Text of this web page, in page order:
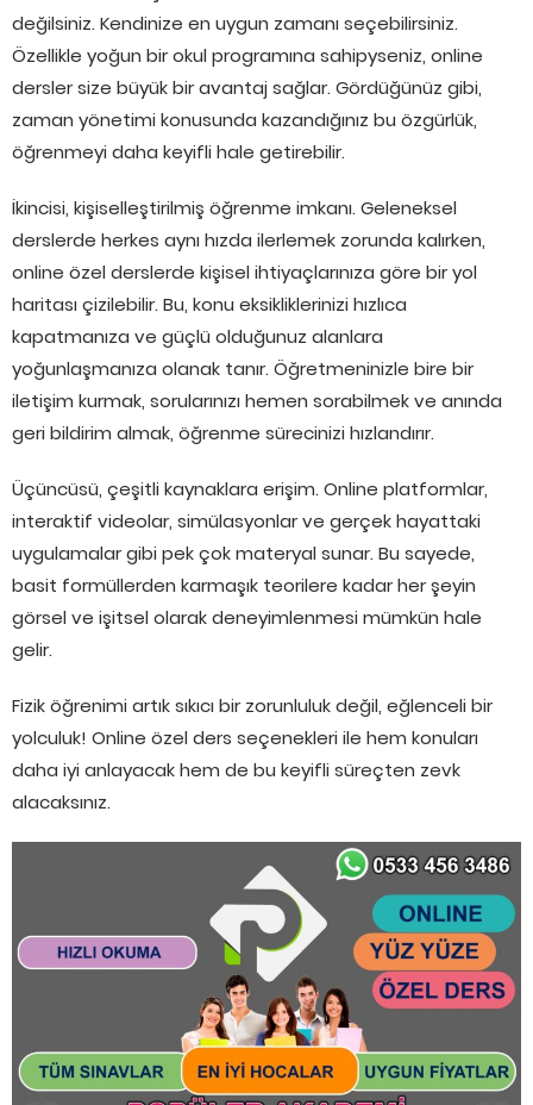
değilsiniz. Kendinize en uygun zamanı seçebilirsiniz.
Özellikle yoğun bir okul programına sahipyseniz, online
dersler size büyük bir avantaj sağlar. Gördüğünüz gibi,
zaman yönetimi konusunda kazandığınız bu özgürlük,
öğrenmeyi daha keyifli hale getirebilir.
İkincisi, kişiselleştirilmiş öğrenme imkanı. Geleneksel
derslerde herkes aynı hızda ilerlemek zorunda kalırken,
online özel derslerde kişisel ihtiyaçlarınıza göre bir yol
haritası çizilebilir. Bu, konu eksikliklerinizi hızlıca
kapatmanıza ve güçlü olduğunuz alanlara
yoğunlaşmanıza olanak tanır. Öğretmeninizle bire bir
iletişim kurmak, sorularınızı hemen sorabilmek ve anında
geri bildirim almak, öğrenme sürecinizi hızlandırır.
Üçüncüsü, çeşitli kaynaklara erişim. Online platformlar,
interaktif videolar, simülasyonlar ve gerçek hayattaki
uygulamalar gibi pek çok materyal sunar. Bu sayede,
basit formüllerden karmaşık teorilere kadar her şeyin
görsel ve işitsel olarak deneyimlenmesi mümkün hale
gelir.
Fizik öğrenimi artık sıkıcı bir zorunluluk değil, eğlenceli bir
yolculuk! Online özel ders seçenekleri ile hem konuları
daha iyi anlayacak hem de bu keyifli süreçten zevk
alacaksınız.